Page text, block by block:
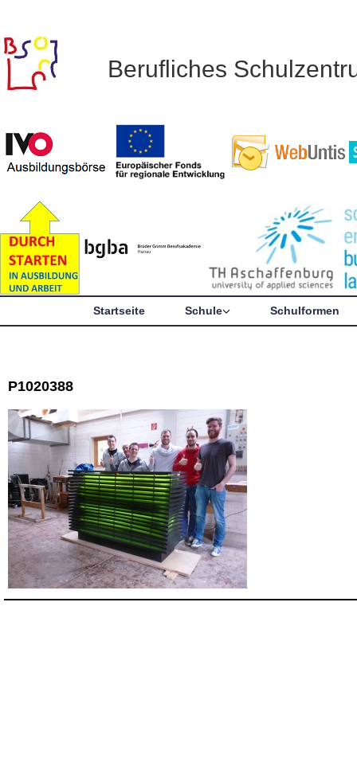
Berufliches
Startseite Schule Schulformen
P1020388